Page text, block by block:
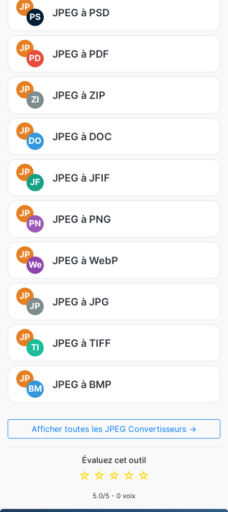
JP
PS
JPEG à PSD
JP
PD
JPEG à PDF
JP
ZI
JPEG à ZIP
JP
DO
JPEG à DOC
JP
JF
JPEG à JFIF
JP
PN
JPEG à PNG
JP
We
JPEG à WebP
JP
JP
JPEG à JPG
JP
TI
JPEG à TIFF
JP
BM
JPEG à BMP
Afficher toutes les JPEG Convertisseurs →
Évaluez cet outil
☆
☆
☆
☆
☆
5.0/5 - 0 voix